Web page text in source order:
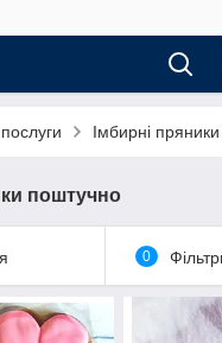
Імбирні пряники
поштучно
0